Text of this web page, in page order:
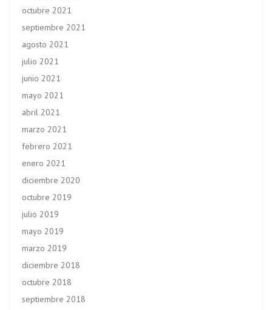
octubre 2021
septiembre 2021
agosto 2021
julio 2021
junio 2021
mayo 2021
abril 2021
marzo 2021
febrero 2021
enero 2021
diciembre 2020
octubre 2019
julio 2019
mayo 2019
marzo 2019
diciembre 2018
octubre 2018
septiembre 2018